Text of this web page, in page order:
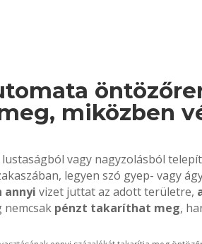
miközben
vagy nagyzolásból
legyen szó gyep- vagy
annyi vizet juttat az adott területre,
nemcsak pénzt takaríthat meg,